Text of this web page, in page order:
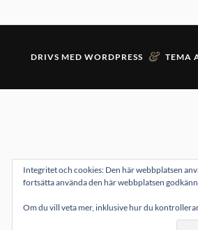
DRIVS MED WORDPRESS & TEMA
Integritet och cookies: Den här webbplatsen
fortsätta använda den här webbplatsen
Om du vill veta mer, inklusive hur du